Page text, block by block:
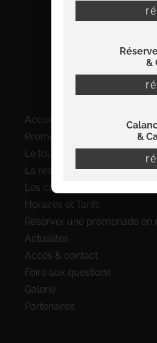
info@viamare-
Plan du
Accueil
Promenades en bateau à
Le tour complet du Golfe de
La réserve de Scandola en
Les calanques de Piana et le
Horaires et Tarifs
Réserver une promenade en
Actualités
Accès & contact
Foire aux questions
Galerie
Partenaires
&
&